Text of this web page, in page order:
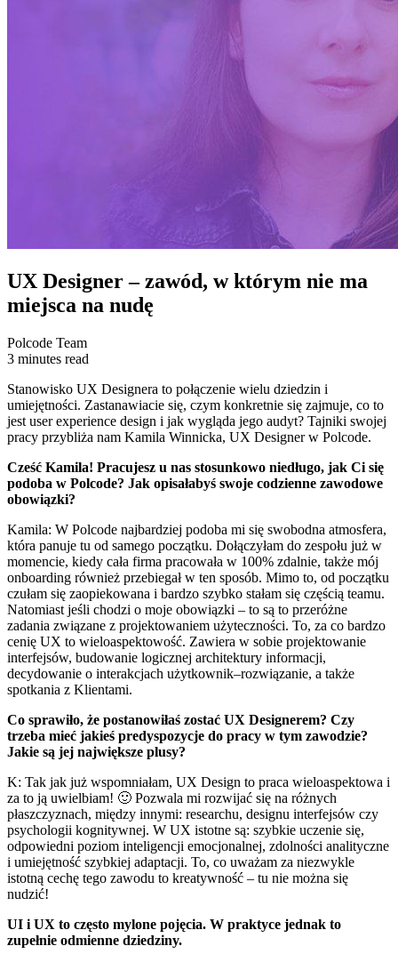
UX Designer – zawód, w którym nie ma
miejsca na nudę
Polcode Team
3 minutes read
Stanowisko UX Designera to połączenie wielu dziedzin i
umiejętności. Zastanawiacie się, czym konkretnie się zajmuje, co to
jest user experience design i jak wygląda jego audyt? Tajniki swojej
pracy przybliża nam Kamila Winnicka, UX Designer w Polcode.
Cześć Kamila! Pracujesz u nas stosunkowo niedługo, jak Ci się
podoba w Polcode? Jak opisałabyś swoje codzienne zawodowe
obowiązki?
Kamila: W Polcode najbardziej podoba mi się swobodna atmosfera,
która panuje tu od samego początku. Dołączyłam do zespołu już w
momencie, kiedy cała firma pracowała w 100% zdalnie, także mój
onboarding również przebiegał w ten sposób. Mimo to, od początku
czułam się zaopiekowana i bardzo szybko stałam się częścią teamu.
Natomiast jeśli chodzi o moje obowiązki – to są to przeróżne
zadania związane z projektowaniem użyteczności. To, za co bardzo
cenię UX to wieloaspektowość. Zawiera w sobie projektowanie
interfejsów, budowanie logicznej architektury informacji,
decydowanie o interakcjach użytkownik–rozwiązanie, a także
spotkania z Klientami.
Co sprawiło, że postanowiłaś zostać UX Designerem? Czy
trzeba mieć jakieś predyspozycje do pracy w tym zawodzie?
Jakie są jej największe plusy?
K: Tak jak już wspomniałam, UX Design to praca wieloaspektowa i
za to ją uwielbiam! 🙂 Pozwala mi rozwijać się na różnych
płaszczyznach, między innymi: researchu, designu interfejsów czy
psychologii kognitywnej. W UX istotne są: szybkie uczenie się,
odpowiedni poziom inteligencji emocjonalnej, zdolności analityczne
i umiejętność szybkiej adaptacji. To, co uważam za niezwykle
istotną cechę tego zawodu to kreatywność – tu nie można się
nudzić!
UI i UX to często mylone pojęcia. W praktyce jednak to
zupełnie odmienne dziedziny.